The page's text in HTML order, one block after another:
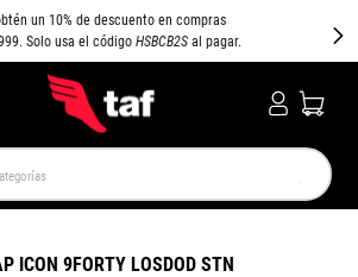
un 10% de descuento en compras
Solo usa el código HSBCB2Sal pagar.
ICON 9FORTY LOSDOD STN
AIR FORCE 1 JORDAN